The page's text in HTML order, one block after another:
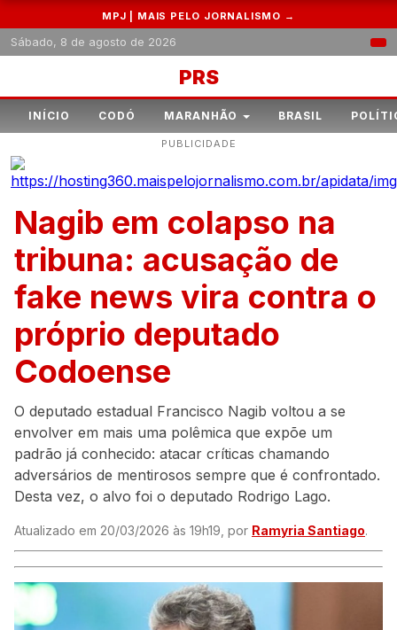
MPJ | MAIS PELO JORNALISMO →
Sábado, 8 de agosto de 2026
PRS
INÍCIO CODÓ MARANHÃO BRASIL
PUBLICIDADE
Nagib em colapso na
tribuna: acusação de
fake news vira contra o
próprio deputado
Codoense
O deputado estadual Francisco Nagib voltou a se
envolver em mais uma polêmica que expõe um
padrão já conhecido: atacar críticas chamando
adversários de mentirosos sempre que é confrontado.
Desta vez, o alvo foi o deputado Rodrigo Lago.
Atualizado em 20/03/2026 às 19h19, por Ramyria Santiago.